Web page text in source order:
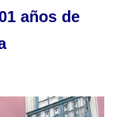
años de